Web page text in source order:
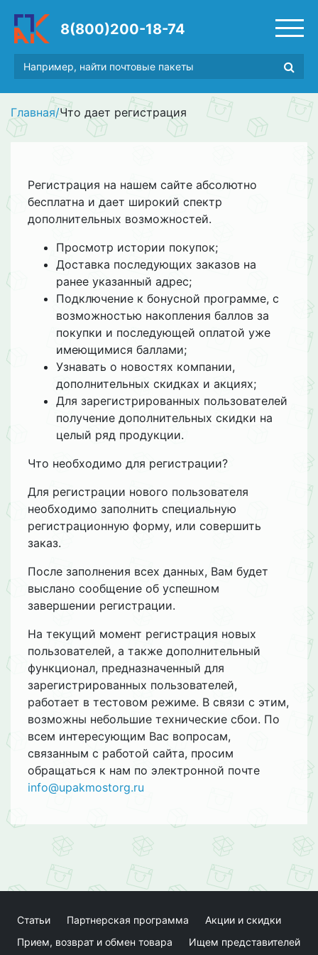
8(800)200-18-74
Главная/Что дает регистрация
Регистрация на нашем сайте абсолютно
бесплатна и дает широкий спектр
дополнительных возможностей.
Просмотр истории покупок;
Доставка последующих заказов на
ранее указанный адрес;
Подключение к бонусной программе, с
возможностью накопления баллов за
покупки и последующей оплатой уже
имеющимися баллами;
Узнавать о новостях компании,
дополнительных скидках и акциях;
Для зарегистрированных пользователей
получение дополнительных скидки на
целый ряд продукции.
Что необходимо для регистрации?
Для регистрации нового пользователя
необходимо заполнить специальную
регистрационную форму, или совершить
заказ.
После заполнения всех данных, Вам будет
выслано сообщение об успешном
завершении регистрации.
На текущий момент регистрация новых
пользователей, а также дополнительный
функционал, предназначенный для
зарегистрированных пользователей,
работает в тестовом режиме. В связи с этим,
возможны небольшие технические сбои. По
всем интересующим Вас вопросам,
связанным с работой сайта, просим
обращаться к нам по электронной почте
info@upakmostorg.ru
Статьи Партнерская программа
Акции и скидки
Прием, возврат и обмен товара
Ищем представителей